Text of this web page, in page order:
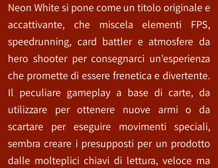
Neon White si pone come un titolo originale e
accattivante, che miscela elementi FPS,
speedrunning, card battler e atmosfere da
hero shooter per consegnarci un'esperienza
che promette di essere frenetica e divertente.
Il peculiare gameplay a base di carte, da
utilizzare per ottenere nuove armi o da
scartare per eseguire movimenti speciali,
sembra creare i presupposti per un prodotto
dalle molteplici chiavi di lettura, veloce ma